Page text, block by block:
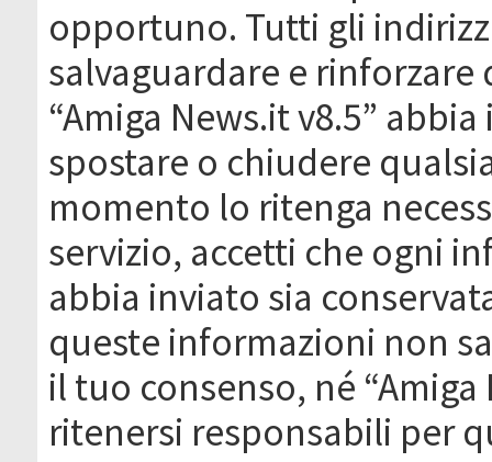
opportuno. Tutti gli
salvaguardare e
“Amiga News.it v8.5”
spostare o chiudere
momento lo ritenga
servizio, accetti che ogni
abbia inviato sia
queste informazioni non
il tuo consenso, né
ritenersi responsabili per